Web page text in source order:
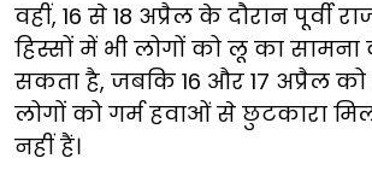
वहीं, 16 से 18 अप्रैल के दौरान पूर्वी
हिस्सों में भी लोगों को लू का
सकता है, जबकि 16 और 17 अप्रैल
लोगों को गर्म हवाओं से छुटकारा
नहीं हैं।